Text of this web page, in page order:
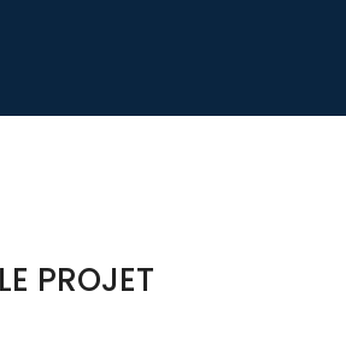
LE PROJET